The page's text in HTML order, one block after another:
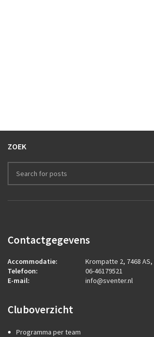
ZOEK
Contactgegevens
Accommodatie:
Krompatte 2, 7468
Telefoon:
06-46179521
E-mail:
info@sventer.nl
Cluboverzicht
Programma per team